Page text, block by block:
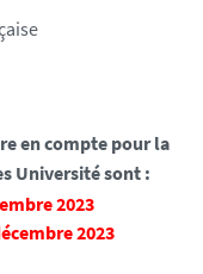
en compte pour la
Université sont :
2023
2023